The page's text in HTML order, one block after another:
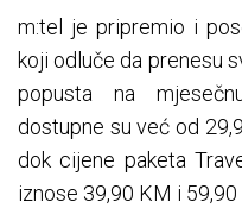
m:tel je pripremio i
koji odluče da prenesu
popusta na
dostupne su već od
dok cijene paketa
iznose 39,90 KM i